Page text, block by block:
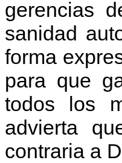
gerencias
sanidad
forma
para que
todos los
advierta
contraria a